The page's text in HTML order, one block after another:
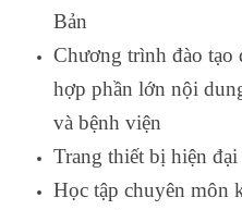
Bản
Chương trình đào tạo
hợp phần lớn nội
và bệnh viện
Trang thiết bị hiện
Học tập chuyên môn